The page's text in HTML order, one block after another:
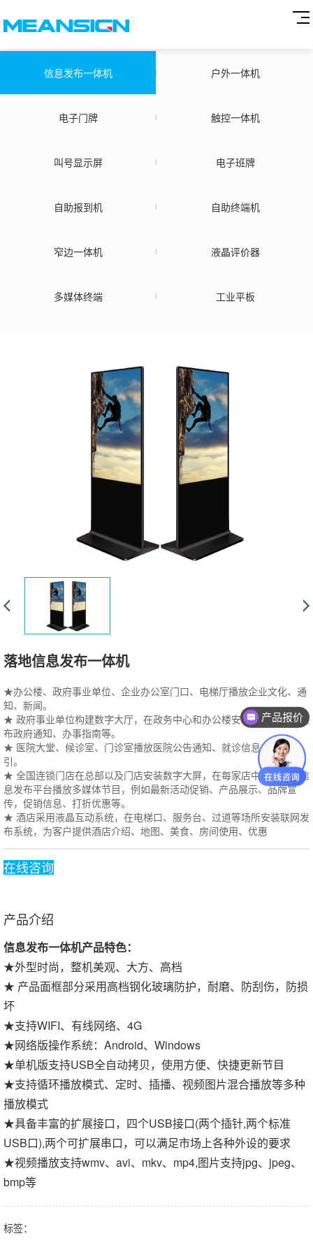
信息发布一体机 户外一体机
电子门牌 触控一体机
叫号显示屏 电子班牌
自助报到机 自助终端机
窄边一体机 液晶评价器
多媒体终端 工业平板
落地信息发布一体机
★办公楼、政府事业单位、企业办公室门口、电梯厅播放企业文化、通
知、新闻。
★ 政府事业单位构建数字大厅，在政务中心和办公楼安装数字大屏，发
布政府通知、办事指南等。
★ 医院大堂、候诊室、门诊室播放医院公告通知、就诊信息、楼层指
引。
★ 全国连锁门店在总部以及门店安装数字大屏，在每家店中安装联网信
息发布平台播放多媒体节目，例如最新活动促销、产品展示、品牌宣
传，促销信息、打折优惠等。
★ 酒店采用液晶互动系统，在电梯口、服务台、过道等场所安装联网发
布系统，为客户提供酒店介绍、地图、美食、房间使用、优惠
在线咨询
产品介绍
信息发布一体机产品特色：
★外型时尚，整机美观、大方、高档
★ 产品面框部分采用高档钢化玻璃防护，耐磨、防刮伤，防损
坏
★支持WIFI、有线网络、4G
★网络版操作系统：Android、Windows
★单机版支持USB全自动拷贝，使用方便、快捷更新节目
★支持循环播放模式、定时、插播、视频图片混合播放等多种
播放模式
★具备丰富的扩展接口，四个USB接口(两个插针,两个标准
USB口),两个可扩展串口，可以满足市场上各种外设的要求
★视频播放支持wmv、avi、mkv、mp4,图片支持jpg、jpeg、
bmp等
标签：
产品报价